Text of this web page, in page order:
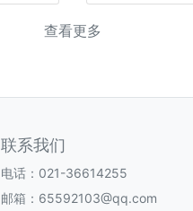
查看更多
联系我们
电话：021-36614255
邮箱：65592103@qq.com